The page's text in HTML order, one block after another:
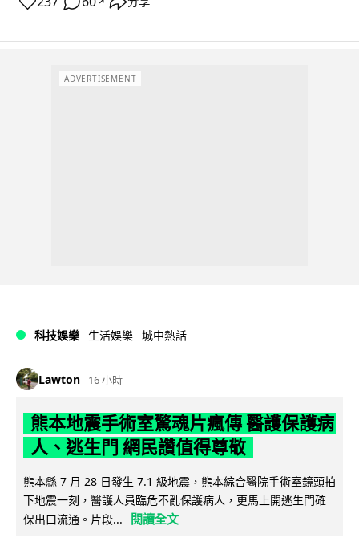
ADVERTISEMENT
科技娛樂 生活娛樂 城中熱話
Lawton 16 小時
熊本地震手術室驚魂片瘋傳 醫護保護病
人、逃生門 網民讚值得尊敬
熊本縣 7 月 28 日發生 7.1 級地震，熊本綜合醫院手術室鏡頭拍
下地震一刻，醫護人員臨危不亂保護病人，更馬上開逃生門確
保出口流通。片段...
閱讀全文